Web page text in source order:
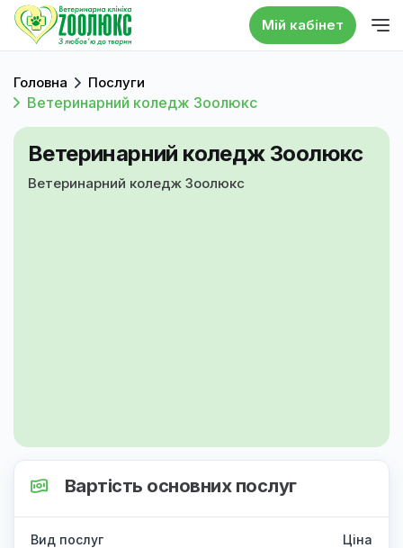
Мій кабінет
Головна Послуги
Ветеринарний коледж Зоолюкс
Ветеринарний коледж Зоолюкс
Ветеринарний коледж Зоолюкс
Вартість основних послуг
Вид послуг Ціна